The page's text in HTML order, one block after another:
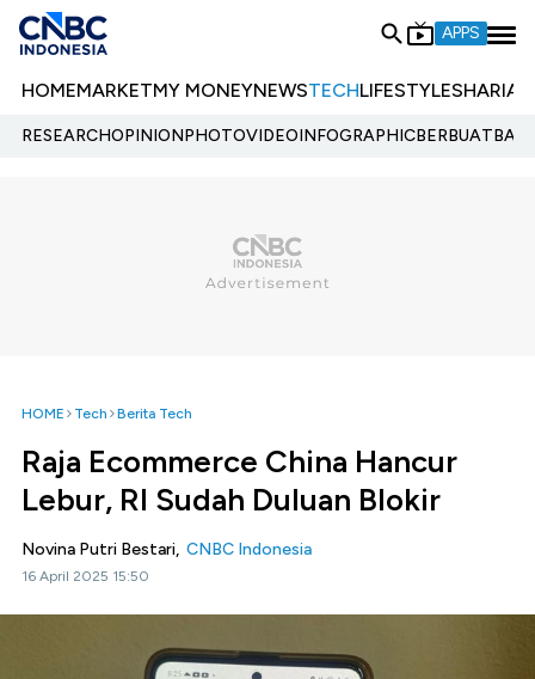
APPS
HOMEMARKETMY MONEYNEWSTECHLIFESTYLESHARIA
RESEARCHOPINIONPHOTOVIDEOINFOGRAPHIC
HOME Tech Berita Tech
Raja Ecommerce China Hancur
Lebur, RI Sudah Duluan Blokir
Novina Putri Bestari, CNBC Indonesia
16 April 2025 15:50